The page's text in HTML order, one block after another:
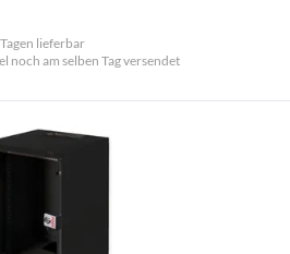
lieferbar
noch am selben Tag versendet